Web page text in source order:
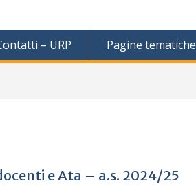
– URP Pagine tematiche
e Ata – a.s. 2024/25